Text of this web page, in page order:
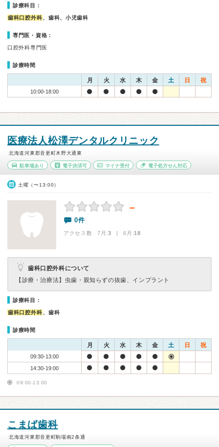
診療科目：
歯科口腔外科、歯科、小児歯科
専門医・資格：
口腔外科専門医
診療時間
月 火 水 木 金 土 日 祝
10:00-18:00
医療法人松澤デンタルクリニック
北海道河東郡音更町木野大通東
駐車場あり 電子決済可 マイナ受付 電子処方せん対応
土曜（〜13:00）
－
0件
アクセス数 7月:3 | 6月:18
歯科口腔外科について
【診療・治療法】 虫歯・親知らずの抜歯、インプラント
診療科目：
歯科口腔外科、歯科
診療時間
月 火 水 木 金 土 日 祝
09:30-13:00
14:30-19:00
09:00-13:00
こまば歯科
北海道河東郡音更町駒場南2条通